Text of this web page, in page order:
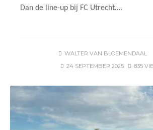
Dan de line-up bij FC Utrecht….
WALTER VAN BLOEMENDAAL
24 SEPTEMBER 2025
835